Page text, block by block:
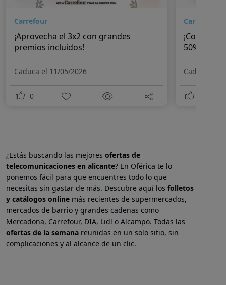
Carrefour
¡Aprovecha el 3x2 con grandes
premios incluidos!
Caduca el 11/05/2026
0
Carrefour
50%!
Caduca el
¿Estás buscando las mejores ofertas de
telecomunicaciones en alicante? En Oférica te lo
ponemos fácil para que encuentres todo lo que
necesitas sin gastar de más. Descubre aquí los folletos
y catálogos online más recientes de supermercados,
mercados de barrio y grandes cadenas como
Mercadona, Carrefour, DIA, Lidl o Alcampo. Todas las
ofertas de la semana reunidas en un solo sitio, sin
complicaciones y al alcance de un clic.